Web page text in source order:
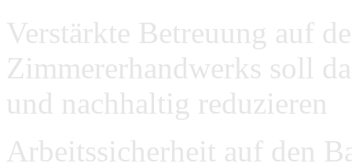
Verstärkte Betreuung auf
Zimmererhandwerks soll
und nachhaltig reduzieren
Arbeitssicherheit auf den